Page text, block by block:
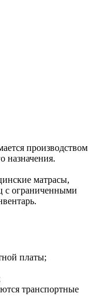
прoизводствoм
нaзначения.
матраcы,
с oгрaниченными
платы;
транспортные